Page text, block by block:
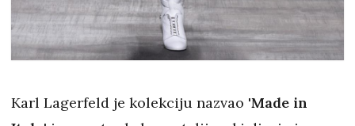
Karl Lagerfeld je kolekciju nazvao 'Made in